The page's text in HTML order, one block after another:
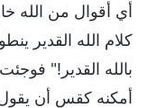
أي أقوال من الله
كلام الله القدير
بالله القدير!"
أمكنه كقس أن يقول